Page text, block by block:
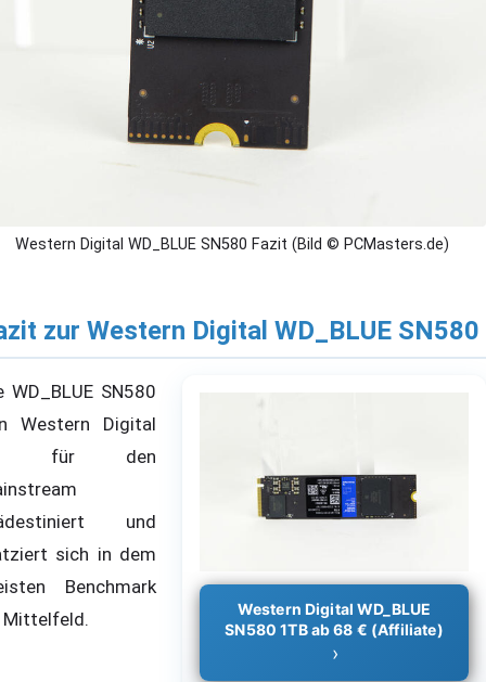
Western Digital WD_BLUE SN580 Fazit (Bild © PCMasters.de)
zur Western Digital WD_BLUE SN580
Western Digital WD_BLUE
SN580 1TB ab 68 € (Affiliate)
WD_BLUE SN580
Western Digital
für den
und
sich in dem
Benchmark
Mittelfeld.